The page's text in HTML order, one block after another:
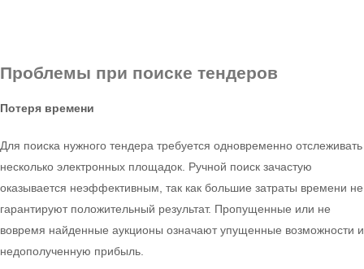
Проблемы при поиске тендеров
Потеря времени
Для поиска нужного тендера требуется одновременно отслеживать
несколько электронных площадок. Ручной поиск зачастую
оказывается неэффективным, так как большие затраты времени не
гарантируют положительный результат. Пропущенные или не
вовремя найденные аукционы означают упущенные возможности и
недополученную прибыль.